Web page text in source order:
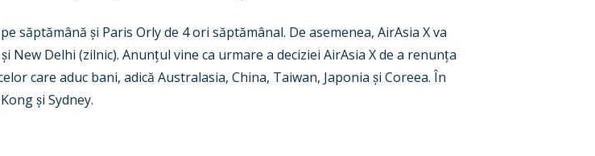
săptămână și Paris Orly de 4 ori săptămânal. De asemenea, AirAsia X va
și New Delhi (zilnic). Anunțul vine ca urmare a deciziei AirAsia X de a renunța
care aduc bani, adică Australasia, China, Taiwan, Japonia și Coreea. În
și Sydney.